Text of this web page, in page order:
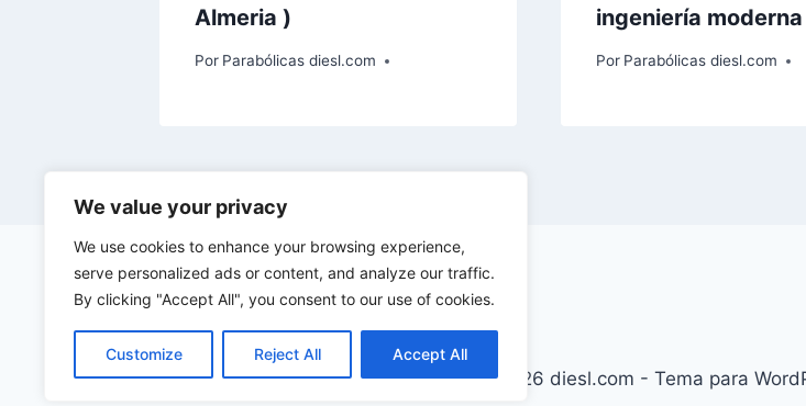
We value your privacy
We use cookies to enhance your browsing experience,
serve personalized ads or content, and analyze our traffic.
By clicking "Accept All", you consent to our use of cookies.
Customize Reject All Accept All
Almeria )
Por Parabólicas diesl.com
ingeniería moderna
Por Parabólicas diesl.com
© 2026 diesl.com - Tema para